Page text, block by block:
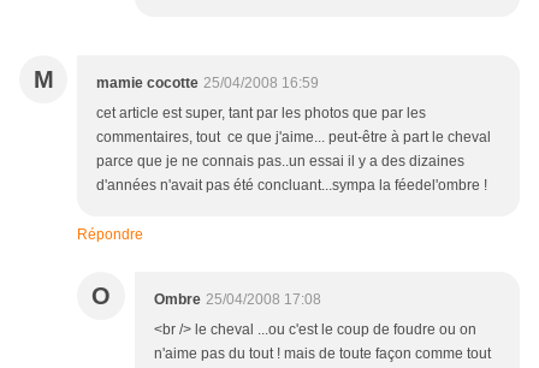
M mamie cocotte 25/04/2008 16:59
cet article est super, tant par les photos que par les
commentaires, tout ce que j'aime... peut-être à part le cheval
parce que je ne connais pas..un essai il y a des dizaines
d'années n'avait pas été concluant...sympa la féedel'ombre !
Répondre
O Ombre 25/04/2008 17:08
<br /> le cheval ...ou c'est le coup de foudre ou on
n'aime pas du tout ! mais de toute façon comme tout